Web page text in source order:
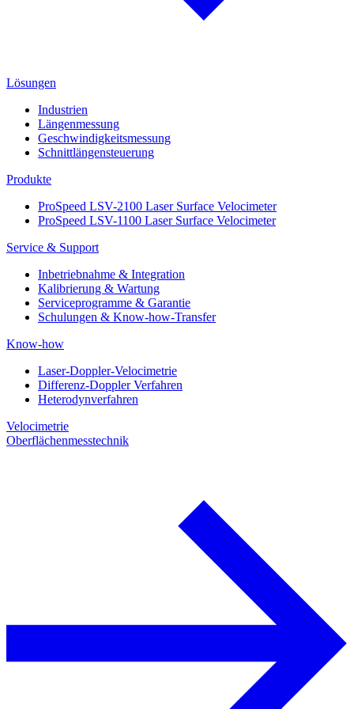
Lösungen
Industrien
Längenmessung
Geschwindigkeitsmessung
Schnittlängensteuerung
Produkte
ProSpeed LSV-2100 Laser Surface Velocimeter
ProSpeed LSV-1100 Laser Surface Velocimeter
Service & Support
Inbetriebnahme & Integration
Kalibrierung & Wartung
Serviceprogramme & Garantie
Schulungen & Know-how-Transfer
Know-how
Laser-Doppler-Velocimetrie
Differenz-Doppler Verfahren
Heterodynverfahren
Velocimetrie
Oberflächenmesstechnik